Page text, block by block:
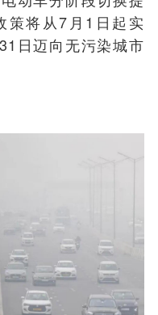
策将从7月1日起实
日迈向无污染城市